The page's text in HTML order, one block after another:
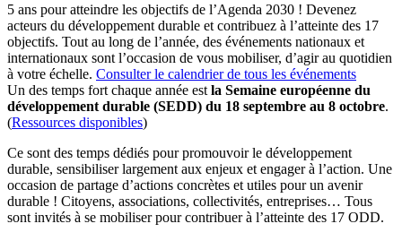
5 ans pour atteindre les objectifs de l’Agenda 2030 ! Devenez
acteurs du développement durable et contribuez à l’atteinte des 17
objectifs. Tout au long de l’année, des événements nationaux et
internationaux sont l’occasion de vous mobiliser, d’agir au quotidien
à votre échelle. Consulter le calendrier de tous les événements
Un des temps fort chaque année est la Semaine européenne du
développement durable (SEDD) du 18 septembre au 8 octobre.
(Ressources disponibles)
Ce sont des temps dédiés pour promouvoir le développement
durable, sensibiliser largement aux enjeux et engager à l’action. Une
occasion de partage d’actions concrètes et utiles pour un avenir
durable ! Citoyens, associations, collectivités, entreprises… Tous
sont invités à se mobiliser pour contribuer à l’atteinte des 17 ODD.